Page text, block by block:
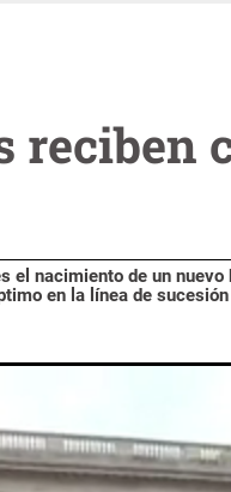
reciben
nacimiento de un
en la línea de